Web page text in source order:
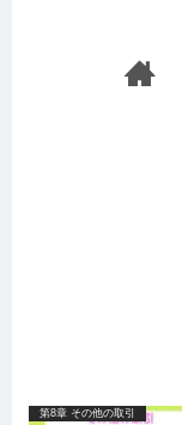
第8章 その他の取引